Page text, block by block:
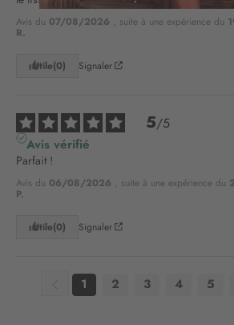
Avis du 07/08/2026 , suite à une expérience du
R.
Utile(0) Signaler
5/5
Avis vérifié
Parfait !
Avis du 06/08/2026 , suite à une expérience du
P.
Utile(0) Signaler
1 2 3 4 5
o
e
t
t
d
i